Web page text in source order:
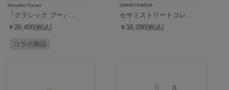
Samantha Thavasa
『クラシック プー』...
￥26,400(税込)
コラボ商品
SAMANTHAVEGA
セサミストリートコレ...
￥16,280(税込)